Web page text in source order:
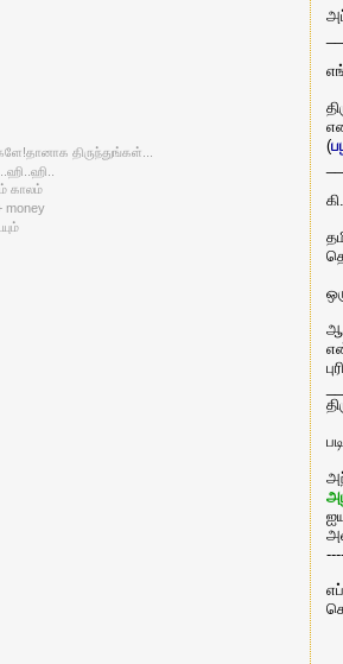
(
திருந்துங்கள்...
காலம்